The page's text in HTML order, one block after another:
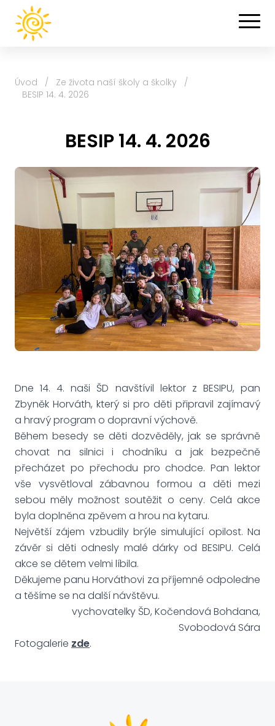
Úvod / Ze života naší školy a školky
/
BESIP 14. 4. 2026
BESIP 14. 4. 2026
Dne 14. 4. naši ŠD navštívil lektor z BESIPU, pan
Zbyněk Horváth, který si pro děti připravil zajímavý
a hravý program o dopravní výchově.
Během besedy se děti dozvěděly, jak se správně
chovat na silnici i chodníku a jak bezpečně
přecházet po přechodu pro chodce. Pan lektor
vše vysvětloval zábavnou formou a děti mezi
sebou měly možnost soutěžit o ceny. Celá akce
byla doplněna zpěvem a hrou na kytaru.
Největší zájem vzbudily brýle simulující opilost. Na
závěr si děti odnesly malé dárky od BESIPU. Celá
akce se dětem velmi líbila.
Děkujeme panu Horváthovi za příjemné odpoledne
a těšíme se na další návštěvu.
vychovatelky ŠD, Kočendová Bohdana,
Svobodová Sára
Fotogalerie zde.